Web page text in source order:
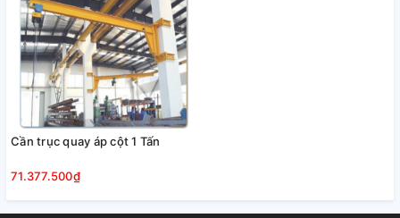
Cần trục quay áp cột 1 Tấn
71.377.500₫